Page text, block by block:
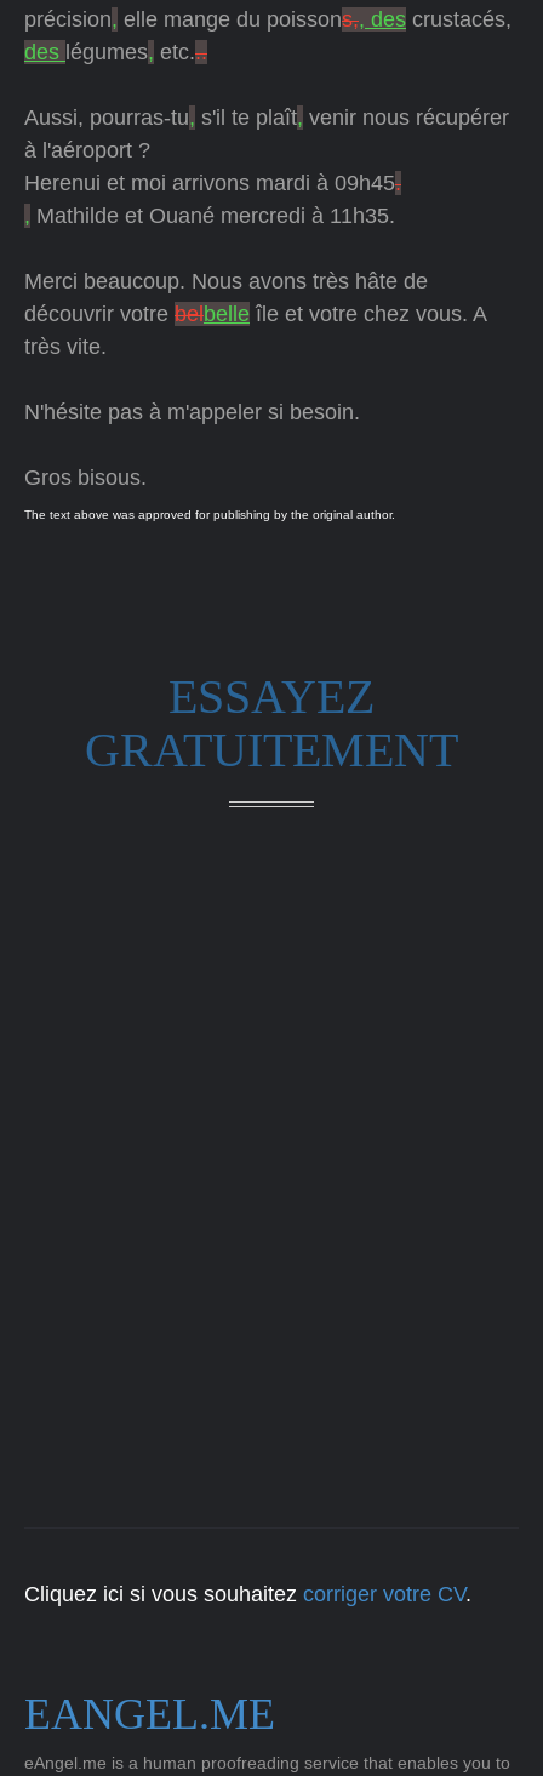
précision, elle mange du poissons,, des crustacés,
des légumes, etc...
Aussi, pourras-tu, s'il te plaît, venir nous récupérer
à l'aéroport ?
Herenui et moi arrivons mardi à 09h45.
, Mathilde et Ouané mercredi à 11h35.
Merci beaucoup. Nous avons très hâte de
découvrir votre belbelle île et votre chez vous. A
très vite.
N'hésite pas à m'appeler si besoin.
Gros bisous.
The text above was approved for publishing by the original author.
ESSAYEZ
GRATUITEMENT
Cliquez ici si vous souhaitez corriger votre CV.
EANGEL.ME
eAngel.me is a human proofreading service that enables you to